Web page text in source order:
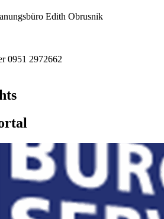
Edith Obrusnik
0951 2972662